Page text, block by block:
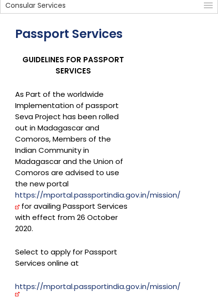
Consular Services
Passport Services
GUIDELINES FOR PASSPORT
SERVICES
As Part of the worldwide
Implementation of passport
Seva Project has been rolled
out in Madagascar and
Comoros, Members of the
Indian Community in
Madagascar and the Union of
Comoros are advised to use
the new portal
https://mportal.passportindia.gov.in/mission/
for availing Passport Services
with effect from 26 October
2020.
Select to apply for Passport
Services online at
https://mportal.passportindia.gov.in/mission/